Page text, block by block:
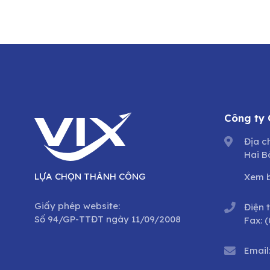
LỰA CHỌN THÀNH CÔNG
Giấy phép website:
Số 94/GP-TTĐT ngày 11/09/2008
Công ty
Địa
Hai
Xem
Điện
Fax: